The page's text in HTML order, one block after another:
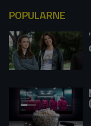
POPULARNE